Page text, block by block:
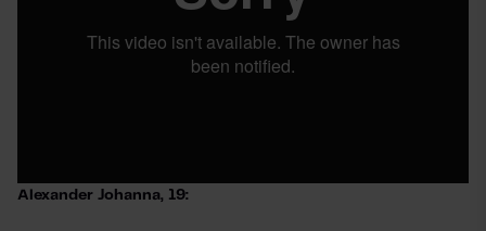
Alexander Johanna, 19: